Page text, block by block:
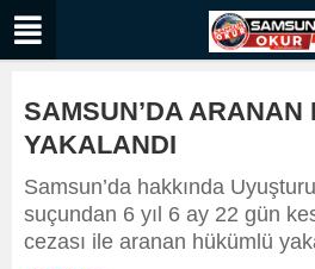
SAMSUN’DA ARANAN
YAKALANDI
Samsun’da hakkında
suçundan 6 yıl 6 ay 22 gün
cezası ile aranan hükümlü